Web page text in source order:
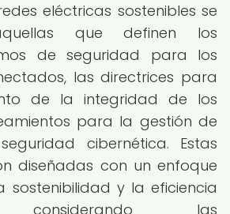
eléctricas sostenibles se
que definen los
de seguridad para los
las directrices para
de la integridad de los
para la gestión de
cibernética. Estas
diseñadas con un enfoque
sostenibilidad y la eficiencia
considerando las